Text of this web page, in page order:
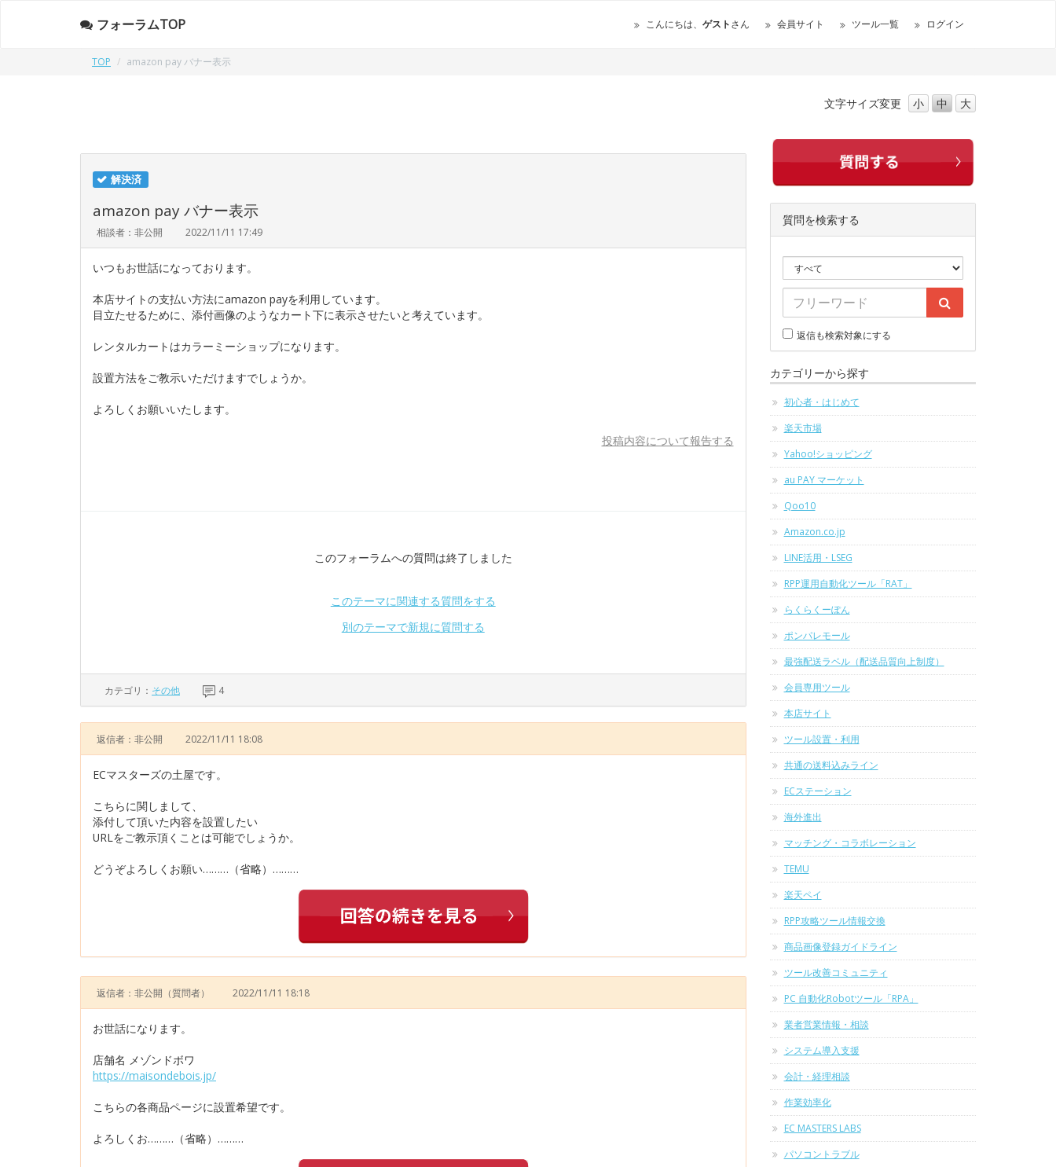
フォーラムTOP こんにちは、 ゲストさん 会員サイト ツール一覧 ログイン
TOP amazon pay バナー表示
文字サイズ変更 小 中 大
解決済
amazon pay バナー表示
相談者：非公開 2022/11/11 17:49
いつもお世話になっております。
本店サイトの支払い方法にamazon payを利用しています。
目立たせるために、添付画像のようなカート下に表示させたいと考えています。
レンタルカートはカラーミーショップになります。
設置方法をご教示いただけますでしょうか。
よろしくお願いいたします。
投稿内容について報告する
このフォーラムへの質問は終了しました
このテーマに関連する質問をする
別のテーマで新規に質問する
カテゴリ： その他 4
返信者：非公開 2022/11/11 18:08
ECマスターズの土屋です。
こちらに関しまして、
添付して頂いた内容を設置したい
URLをご教示頂くことは可能でしょうか。
どうぞよろしくお願い………（省略）………
返信者：非公開 （質問者） 2022/11/11 18:18
お世話になります。
店舗名 メゾンドボワ
https://maisondebois.jp/
こちらの各商品ページに設置希望です。
よろしくお………（省略）………
質問を検索する
返信も検索対象にする
カテゴリーから探す
初心者・はじめて
楽天市場
Yahoo!ショッピング
au PAY マーケット
Qoo10
Amazon.co.jp
LINE活用・LSEG
RPP運用自動化ツール「RAT」
らくらくーぽん
ポンパレモール
最強配送ラベル（配送品質向上制度）
会員専用ツール
本店サイト
ツール設置・利用
共通の送料込みライン
ECステーション
海外進出
マッチング・コラボレーション
TEMU
楽天ペイ
RPP攻略ツール情報交換
商品画像登録ガイドライン
ツール改善コミュニティ
PC 自動化Robotツール「RPA」
業者営業情報・相談
システム導入支援
会計・経理相談
作業効率化
EC MASTERS LABS
パソコントラブル